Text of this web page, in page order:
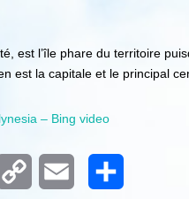
est l’île phare du territoire
est la capitale et le principal
– Bing video
Copy Email